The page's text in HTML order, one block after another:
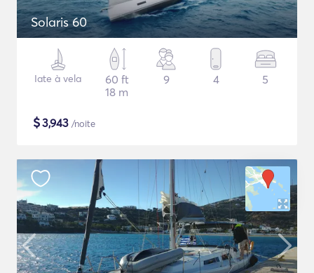
Solaris 60
Iate à vela
60 ft
18 m
9 4 5
$3,943 /noite